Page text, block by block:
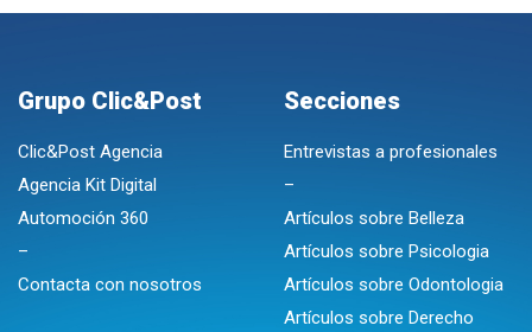
Grupo Clic&Post
Clic&Post Agencia
Agencia Kit Digital
Automoción 360
–
Contacta con nosotros
Secciones
Entrevistas a profesionales
–
Artículos sobre Belleza
Artículos sobre Psicologia
Artículos sobre Odontologia
Artículos sobre Derecho